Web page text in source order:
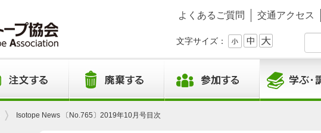
よくあるご質問 交通アクセス
文字サイズ：
Isotope News 〔No.765〕2019年10月号目次